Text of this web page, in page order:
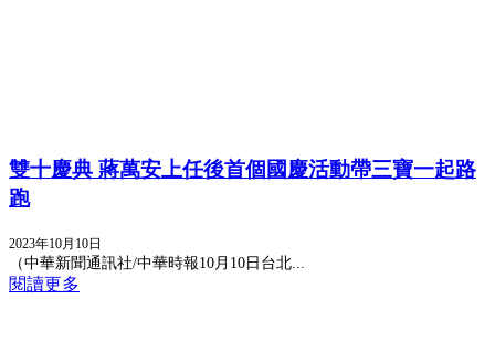
雙十慶典 蔣萬安上任後首個國慶活動帶三寶一起路
跑
2023年10月10日
（中華新聞通訊社/中華時報10月10日台北...
閱讀更多